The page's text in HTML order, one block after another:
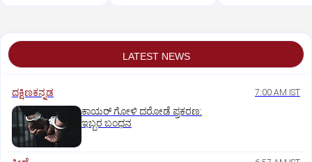
LATEST NEWS
ದಕ್ಷಿಣಕನ್ನಡ 7:00 AM IST
ಕಾಯರ್ ಗೋಳಿ ದರೋಡೆ ಪ್ರಕರಣ:
ಇಬ್ಬರ ಬಂಧನ